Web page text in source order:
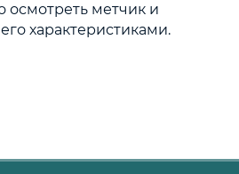
осмотреть метчик и
характеристиками.